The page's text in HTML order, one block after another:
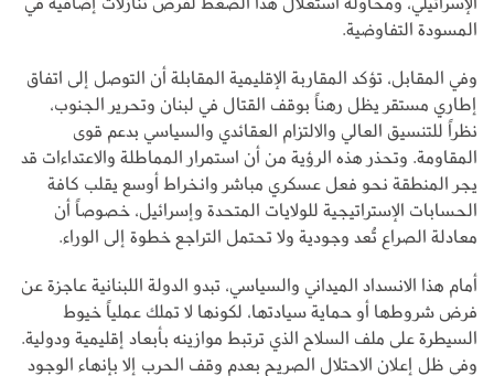
المسودة التفاوضية.
وفي المقابل، تؤكد المقاربة الإقليمية المقابلة أن التوصل إلى اتفاق
إطاري مستقر يظل رهناً بوقف القتال في لبنان وتحرير الجنوب،
نظراً للتنسيق العالي والالتزام العقائدي والسياسي بدعم قوى
المقاومة. وتحذر هذه الرؤية من أن استمرار المماطلة والاعتداءات قد
يجر المنطقة نحو فعل عسكري مباشر وانخراط أوسع يقلب كافة
الحسابات الإستراتيجية للولايات المتحدة وإسرائيل، خصوصاً أن
معادلة الصراع تُعد وجودية ولا تحتمل التراجع خطوة إلى الوراء.
أمام هذا الانسداد الميداني والسياسي، تبدو الدولة اللبنانية عاجزة عن
فرض شروطها أو حماية سيادتها، لكونها لا تملك عملياً خيوط
السيطرة على ملف السلاح الذي ترتبط موازينه بأبعاد إقليمية ودولية.
وفي ظل إعلان الاحتلال الصريح بعدم وقف الحرب إلا بإنهاء الوجود